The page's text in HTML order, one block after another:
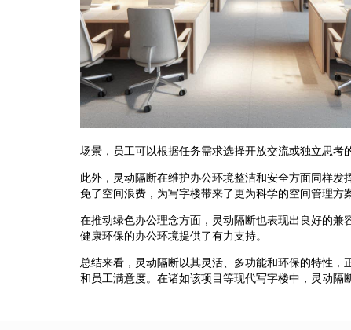
场景，员工可以根据任务需求选择开放交流或独立思考
此外，灵动隔断在维护办公环境整洁和安全方面同样
免了空间浪费，为写字楼带来了更为科学的空间管理方案
在推动绿色办公理念方面，灵动隔断也表现出良好的
健康环保的办公环境提供了有力支持。
总结来看，灵动隔断以其灵活、多功能和环保的特性
和员工满意度。在诸如该项目等现代写字楼中，灵动隔